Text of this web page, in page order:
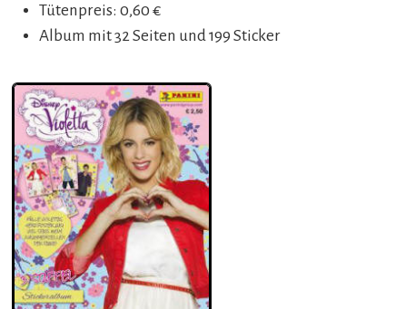
Tütenpreis: 0,60 €
Album mit 32 Seiten und 199 Sticker